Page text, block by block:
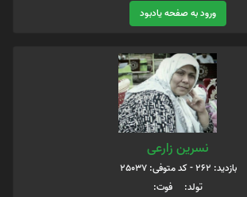
ورود به صفحه یادبود
نسرین زارعی
بازدید: 262 - کد متوفی: 25037
تولد: فوت: